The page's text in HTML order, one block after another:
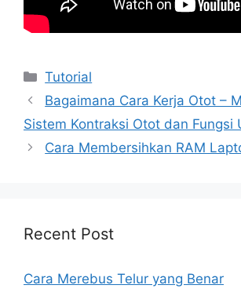
Kategori
Tutorial
Bagaimana Cara Kerja Otot –
Sistem Kontraksi Otot dan Fungsi
Cara Membersihkan RAM
Recent Post
Cara Merebus Telur yang Benar